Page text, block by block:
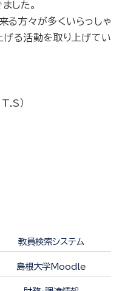
した。
る方々が多くいらっしゃ
げる活動を取り上げてい
）
教員検索システム
島根大学Moodle